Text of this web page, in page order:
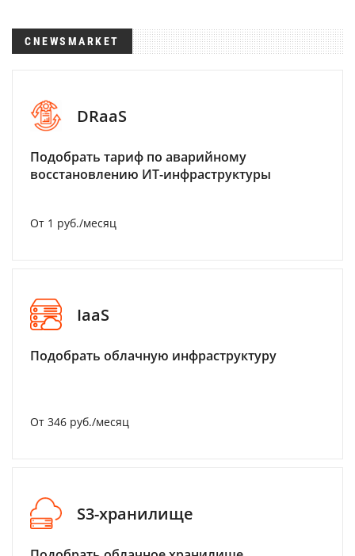
CNEWSMARKET
DRaaS
Подобрать тариф по аварийному
восстановлению ИТ-инфраструктуры
От 1 руб./месяц
IaaS
Подобрать облачную инфраструктуру
От 346 руб./месяц
S3-хранилище